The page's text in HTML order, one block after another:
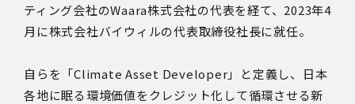
ティング会社のWaara株式会社の代表を経て、2023年4
月に株式会社バイウィルの代表取締役社長に就任。
自らを「Climate Asset Developer」と定義し、日本
各地に眠る環境価値をクレジット化して循環させる新